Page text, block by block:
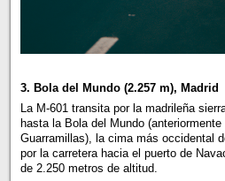
3. Bola del Mundo (2.257 m), Madrid
La M-601 transita por la madrileña
hasta la Bola del Mundo
Guarramillas), la cima más occidental
por la carretera hacia el puerto de
de 2.250 metros de altitud.